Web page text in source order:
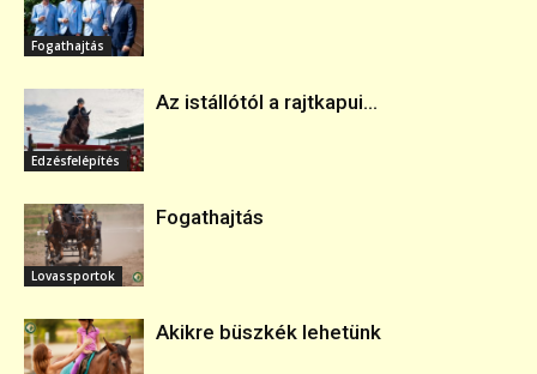
Fogathajtás
Edzésfelépítés
Az istállótól a rajtkapui...
Lovassportok
Fogathajtás
Akikre büszkék lehetünk